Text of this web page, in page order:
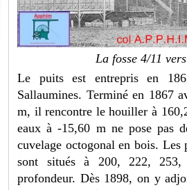
La fosse 4/11
Le puits est entrepris en
Sallaumines. Terminé en 1867
m, il rencontre le houiller à
eaux à -15,60 m ne pose pas
cuvelage octogonal en bois. Les
sont situés à 200, 222,
profondeur. Dès 1898, on y